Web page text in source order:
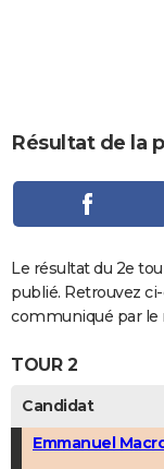
Carte de Noël
Carte Bonne année
Carte Saint-Valentin
Carte Pâques
Carte d'anniversaire
DICTIONNAIRE
COPAINS D'AVANT
Se connecter
Entreprises
Service militaire
Avis de recherche
Résultat de la
Le résultat du 2e
publié. Retrouvez
communiqué par le
TOUR 2
Candidat
Emmanuel